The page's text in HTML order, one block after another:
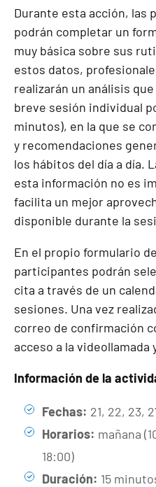
Durante esta acción, las
podrán completar un
muy básica sobre sus
estos datos,
realizarán un análisis
breve sesión individual
minutos), en la que se
y recomendaciones
los hábitos del día a día.
esta información no es
facilita un mejor
disponible durante la
En el propio formulario
participantes podrán
cita a través de un
sesiones. Una vez
correo de confirmación
acceso a la videollamada
Información de la
Fechas: 21, 22, 23,
Horarios: mañana
18:00)
Duración: 15